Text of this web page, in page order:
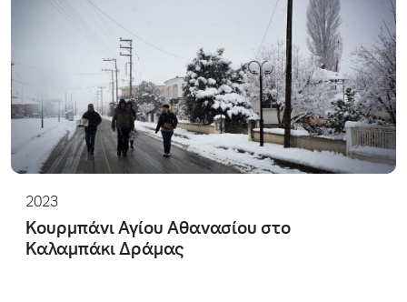
2023
Κουρμπάνι Αγίου Αθανασίου στο
Καλαμπάκι Δράμας